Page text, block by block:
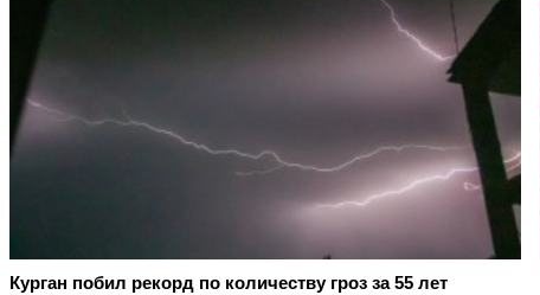
Курган побил рекорд по количеству гроз за 55 лет